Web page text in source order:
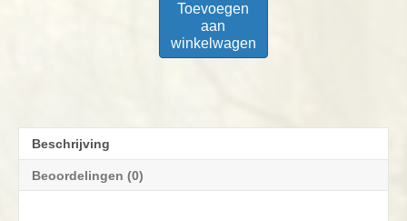
Toevoegen
aan
winkelwagen
Beschrijving
Beoordelingen (0)